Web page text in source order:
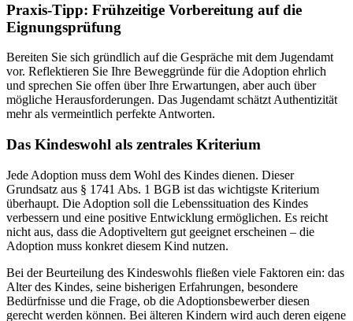
Praxis-Tipp: Frühzeitige Vorbereitung auf die
Eignungsprüfung
Bereiten Sie sich gründlich auf die Gespräche mit dem Jugendamt
vor. Reflektieren Sie Ihre Beweggründe für die Adoption ehrlich
und sprechen Sie offen über Ihre Erwartungen, aber auch über
mögliche Herausforderungen. Das Jugendamt schätzt Authentizität
mehr als vermeintlich perfekte Antworten.
Das Kindeswohl als zentrales Kriterium
Jede Adoption muss dem Wohl des Kindes dienen. Dieser
Grundsatz aus § 1741 Abs. 1 BGB ist das wichtigste Kriterium
überhaupt. Die Adoption soll die Lebenssituation des Kindes
verbessern und eine positive Entwicklung ermöglichen. Es reicht
nicht aus, dass die Adoptiveltern gut geeignet erscheinen – die
Adoption muss konkret diesem Kind nutzen.
Bei der Beurteilung des Kindeswohls fließen viele Faktoren ein: das
Alter des Kindes, seine bisherigen Erfahrungen, besondere
Bedürfnisse und die Frage, ob die Adoptionsbewerber diesen
gerecht werden können. Bei älteren Kindern wird auch deren eigene